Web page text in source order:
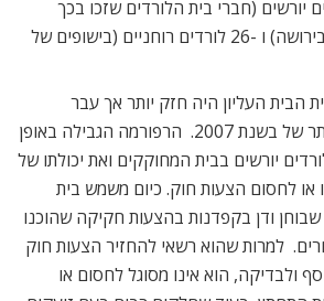
כ -90 לורדים יורשים (חברי בית הלורדים שזכו בכך
הודות לתארים שעברו בירושה) ו -26 לורדים רוחניים (בישופים של
הבית העליון היה חזק יותר אך עבר
רפורמה משמעותית ביותר של בשנת 2007. הרפורמה הגבילה באופן
יורשים בבית המחוקקים ואת יכולתו של
או לחסום הצעות חוק. כיום משמש בית
שבוחן ודן בקפדנות בהצעות חקיקה שהוכנו
למרות שהוא רשאי להחזיר הצעות חוק
ולבדיקה, הוא אינו מסוגל לחסום או